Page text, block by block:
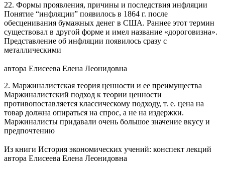
22. Формы проявления, причины и последствия инфляции
Понятие “инфляции” появилось в 1864 г. после
обесценивания бумажных денег в США. Раннее этот термин
существовал в другой форме и имел название «дороговизна».
Представление об инфляции появилось сразу с
металлическими
автора Елисеева Елена Леонидовна
2. Маржиналистская теория ценности и ее преимущества
Маржиналистский подход к теории ценности
противопоставляется классическому подходу, т. е. цена на
товар должна опираться на спрос, а не на издержки.
Маржиналисты придавали очень большое значение вкусу и
предпочтению
Из книги История экономических учений: конспект лекций
автора Елисеева Елена Леонидовна